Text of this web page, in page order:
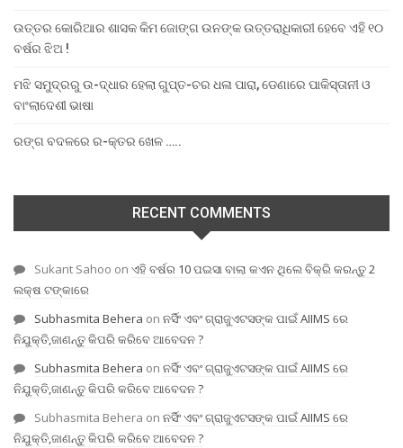
ଉତ୍ତର କୋରିଆର ଶାସକ କିମ ଜୋଙ୍ଗ ଉନଙ୍କ ଉତ୍ତରାଧିକାରୀ ହେବେ ଏହି ୧୦
ବର୍ଷର ଝିଅ !
ମଝି ସମୁଦ୍ରରୁ ଉ-ଦ୍ଧାର ହେଲା ଗୁପ୍ତ-ଚର ଧଳା ପାରା, ଡେଣାରେ ପାକିସ୍ତାନୀ ଓ
ବାଂଲାଦେଶୀ ଭାଷା
ରଙ୍ଗ ବଦଳରେ ର-କ୍ତର ଖେଳ …..
RECENT COMMENTS
Sukant Sahoo on ଏହି ବର୍ଷର 10 ପଇସା ବାଲା କଏନ ଥିଲେ ବିକ୍ରି କରନ୍ତୁ 2
ଲକ୍ଷ ଟଙ୍କାରେ
Subhasmita Behera on ନର୍ସିଂ ଏବଂ ଗ୍ରାଜୁଏଟସଙ୍କ ପାଇଁ AIIMS ରେ
ନିଯୁକ୍ତି,ଜାଣନ୍ତୁ କିପରି କରିବେ ଆବେଦନ ?
Subhasmita Behera on ନର୍ସିଂ ଏବଂ ଗ୍ରାଜୁଏଟସଙ୍କ ପାଇଁ AIIMS ରେ
ନିଯୁକ୍ତି,ଜାଣନ୍ତୁ କିପରି କରିବେ ଆବେଦନ ?
Subhasmita Behera on ନର୍ସିଂ ଏବଂ ଗ୍ରାଜୁଏଟସଙ୍କ ପାଇଁ AIIMS ରେ
ନିଯୁକ୍ତି,ଜାଣନ୍ତୁ କିପରି କରିବେ ଆବେଦନ ?